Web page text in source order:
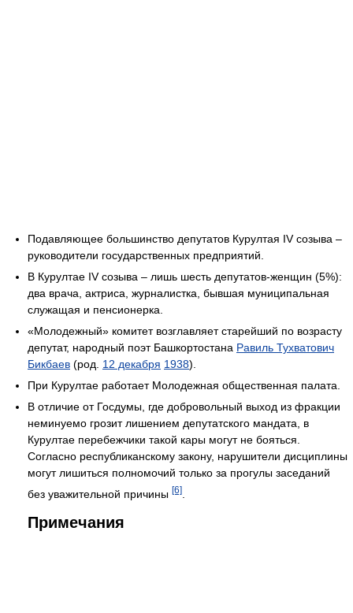
Подавляющее большинство депутатов Курултая IV созыва –
руководители государственных предприятий.
В Курултае IV созыва – лишь шесть депутатов-женщин (5%):
два врача, актриса, журналистка, бывшая муниципальная
служащая и пенсионерка.
«Молодежный» комитет возглавляет старейший по возрасту
депутат, народный поэт Башкортостана Равиль Тухватович
Бикбаев (род. 12 декабря 1938).
При Курултае работает Молодежная общественная палата.
В отличие от Госдумы, где добровольный выход из фракции
неминуемо грозит лишением депутатского мандата, в
Курултае перебежчики такой кары могут не бояться.
Согласно республиканскому закону, нарушители дисциплины
могут лишиться полномочий только за прогулы заседаний
без уважительной причины [6]
Примечания